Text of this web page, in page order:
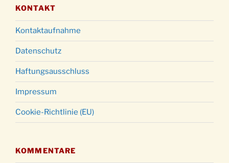
KONTAKT
Kontaktaufnahme
Datenschutz
Haftungsausschluss
Impressum
Cookie-Richtlinie (EU)
KOMMENTARE